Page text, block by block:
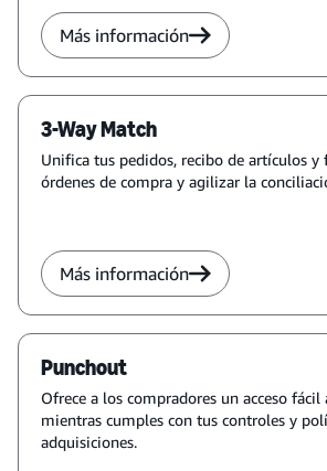
Más información
3-Way Match
Unifica tus pedidos, recibo de artículos y
órdenes de compra y agilizar la
Más información
Punchout
Ofrece a los compradores un acceso fácil
mientras cumples con tus controles y
adquisiciones.